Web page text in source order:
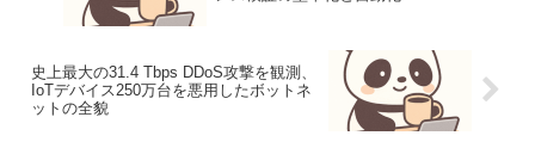
史上最大の31.4 Tbps DDoS攻撃を観測、
IoTデバイス250万台を悪用したボットネ
ットの全貌